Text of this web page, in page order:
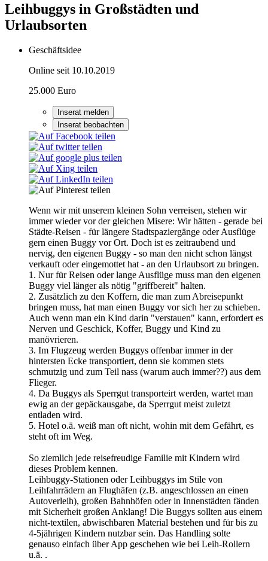
Leihbuggys in Großstädten und
Urlaubsorten
Geschäftsidee
Online seit 10.10.2019
25.000 Euro
Inserat melden
Inserat beobachten
Wenn wir mit unserem kleinen Sohn verreisen, stehen wir
immer wieder vor der gleichen Misere: Wir hätten - gerade bei
Städte-Reisen - für längere Stadtspaziergänge oder Ausflüge
gern einen Buggy vor Ort. Doch ist es zeitraubend und
nervig, den eigenen Buggy - so man den nicht schon längst
verkauft oder eingemottet hat - an den Urlaubsort zu bringen.
1. Nur für Reisen oder lange Ausflüge muss man den eigenen
Buggy viel länger als nötig "griffbereit" halten.
2. Zusätzlich zu den Koffern, die man zum Abreisepunkt
bringen muss, hat man einen Buggy vor sich her zu schieben.
Auch wenn man ein Kind darin "verstauen" kann, erfordert es
Nerven und Geschick, Koffer, Buggy und Kind zu
manövrieren.
3. Im Flugzeug werden Buggys offenbar immer in der
hintersten Ecke transportiert, denn sie kommen stets
schmutzig und zum Teil nass (warum auch immer??) aus dem
Flieger.
4. Da Buggys als Sperrgut transporteirt werden, wartet man
ewig an der gepäckausgabe, da Sperrgut meist zuletzt
entladen wird.
5. Hotel o.ä. weiß man oft nicht, wohin mit dem Gefährt, es
steht oft im Weg.
So ziemlich jede reisefreudige Familie mit Kindern wird
dieses Problem kennen.
Leihbuggy-Stationen oder Leihbuggys im Stile von
Leihfahrrädern an Flughäfen (z.B. angeschlossen an einen
Autoverleih), großen Bahnhöfen oder in Innenstädten fänden
mit Sicherheit großen Anklang! Die Buggys sollten aus einem
nicht-textilen, abwischbaren Material bestehen und für bis zu
4-5jährigen Kindern nutzbar sein. Das Handling solte
genauso einfach über App geschehen wie bei Leih-Rollern
u.ä. .